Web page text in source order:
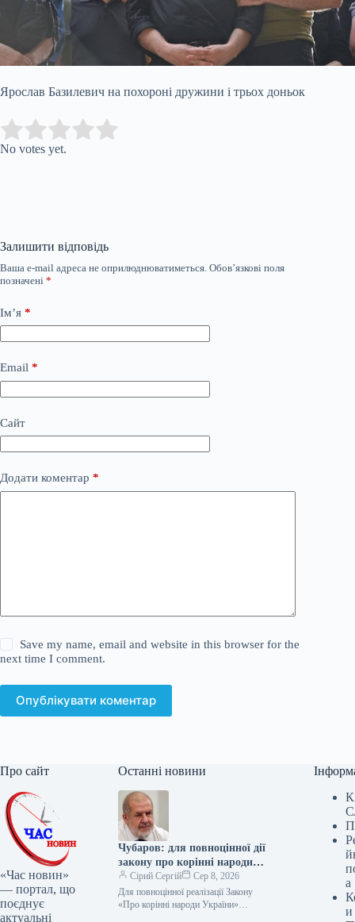
Ярослав Базилевич на похороні дружини і трьох доньок
Rate this item:
No votes yet.
Залишити відповідь
Ваша e-mail адреса не оприлюднюватиметься. Обов’язкові поля
позначені *
Ім’я *
Email *
Сайт
Додати коментар *
Save my name, email and website in this browser for the
next time I comment.
Опублікувати коментар
Про сайт
«Час новин»
— портал, що
поєднує
актуальні
Останні новини
Чубаров: для повноцінної дії
закону про корінні народи
потрібні ще нормативні акти
Сірий Сергій
Сер 8, 2026
Для повноцінної реалізації Закону
«Про корінні народи України»
а
и